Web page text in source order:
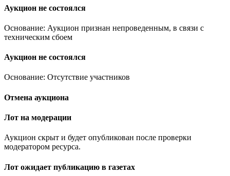
Аукцион не состоялся
Основание: Аукцион признан непроведенным, в связи с
техническим сбоем
Аукцион не состоялся
Основание: Отсутствие участников
Отмена аукциона
Лот на модерации
Аукцион скрыт и будет опубликован после проверки
модератором ресурса.
Лот ожидает публикацию в газетах